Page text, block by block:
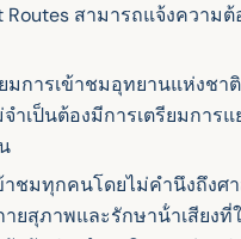
สามารถแจ้งความ
มการเข้าชมอุทยานแห่งช
าเป็นต้องมีการเตรียมการ
ข้าชมทุกคนโดยไม่คํานึงถึง
ยสุภาพและรักษาน้ําเสียงที่